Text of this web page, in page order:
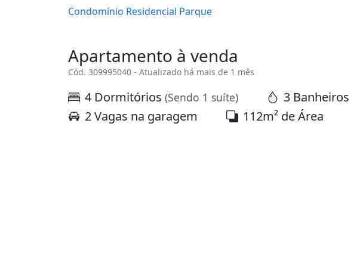
Condomínio Residencial Parque
Apartamento à venda
Cód. 309995040 - Atualizado há mais de 1 mês
4 Dormitórios (Sendo 1 suíte)
3 Banheiros
2 Vagas na garagem
112m² de Área